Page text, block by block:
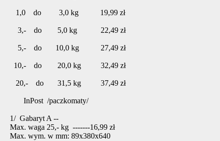
1,0 do 3,0 kg 19,99 zł
3,- do 5,0 kg 22,49 zł
5,- do 10,0 kg 27,49 zł
10,- do 20,0 kg 32,49 zł
20,- do 31,5 kg 37,49 zł
InPost /paczkomaty/
1/ Gabaryt A --
Max. waga 25,- kg -------16,99 zł
Max. wym. w mm: 89x380x640